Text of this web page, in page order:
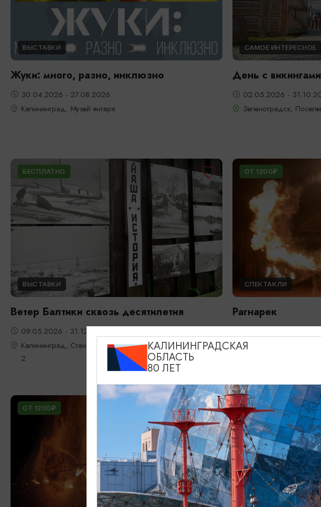
ВЫСТАВКИ
Жуки: много, разно, инклюзно
30.04.2026 - 27.08.2026
Калининград, Музей янтаря
САМОЕ ИНТЕРЕСНОЕ
День с викингами
02.05.2026 -
Зеленоградск,
БЕСПЛАТНО
ВЫСТАВКИ
Ветер Балтики сквозь десятилетия
09.05.2026 - 31.12.2026
Калининград, Станция "Глаз Ветра", Мамонтовское шоссе
2
ОТ 1200₽
СПЕКТАКЛИ
Рагнарек
Зеленоградск,
ОТ 1200₽
КАЛИНИНГРАДСКАЯ
ОБЛАСТЬ
80 ЛЕТ